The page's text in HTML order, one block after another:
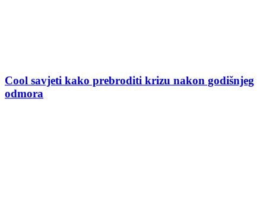
Cool savjeti kako prebroditi krizu nakon godišnjeg
odmora